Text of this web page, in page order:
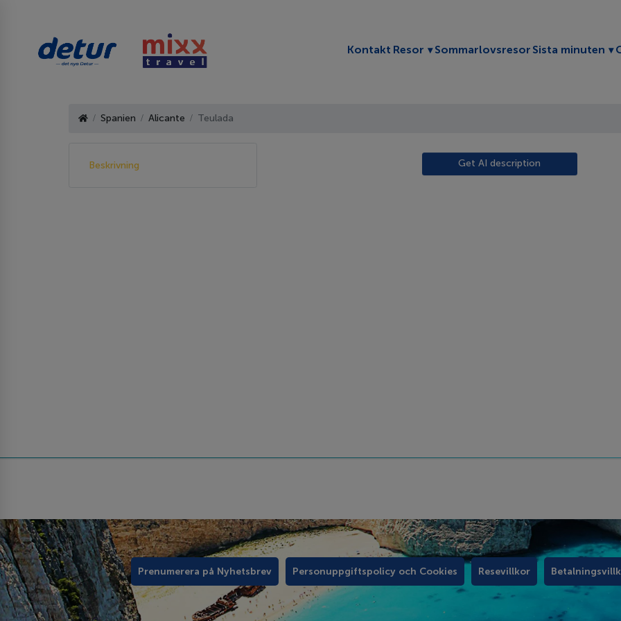
Kontakt Resor Toggle submenu
Sommarlovsresor Sista minuten
Spanien Alicante Teulada
Beskrivning Get AI description
Prenumerera på Nyhetsbrev Personuppgiftspolicy och Cookies Resevillkor